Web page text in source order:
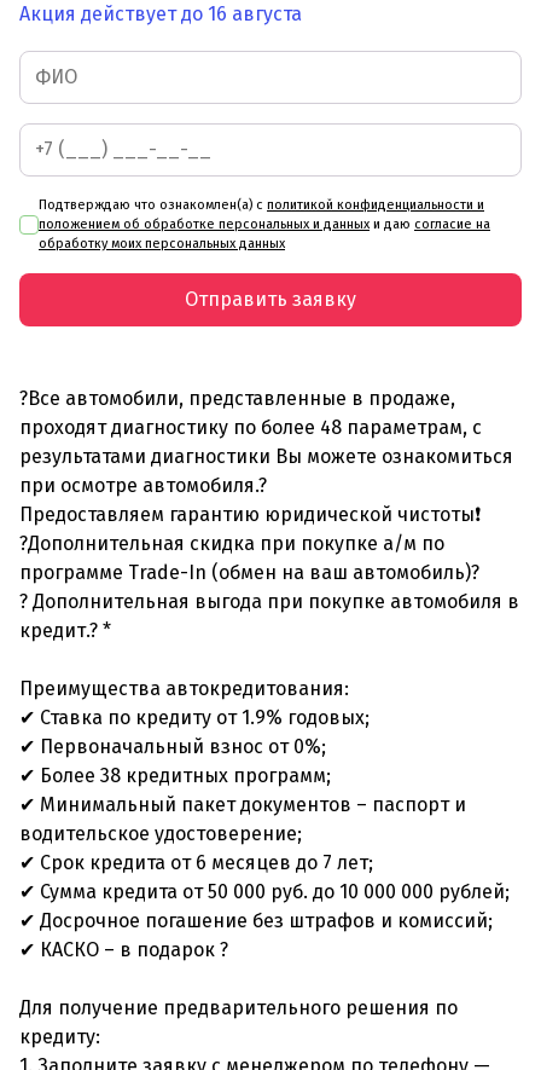
Акция действует до 16 августа
Подтверждаю что ознакомлен(а) с политикой конфиденциальности и
положением об обработке персональных и данных и даю согласие на
обработку моих персональных данных
Отправить заявку
?Все автомобили, представленные в продаже,
проходят диагностику по более 48 параметрам, с
результатами диагностики Вы можете ознакомиться
при осмотре автомобиля.?
Предоставляем гарантию юридической чистоты❗
?Дополнительная скидка при покупке а/м по
программе Trade-In (обмен на ваш автомобиль)?
? Дополнительная выгода при покупке автомобиля в
кредит.? *
Преимущества автокредитования:
✔ Ставка по кредиту от 1.9% годовых;
✔ Первоначальный взнос от 0%;
✔ Более 38 кредитных программ;
✔ Минимальный пакет документов – паспорт и
водительское удостоверение;
✔ Срок кредита от 6 месяцев до 7 лет;
✔ Сумма кредита от 50 000 руб. до 10 000 000 рублей;
✔ Досрочное погашение без штрафов и комиссий;
✔ КАСКО – в подарок ?
Для получение предварительного решения по
кредиту: